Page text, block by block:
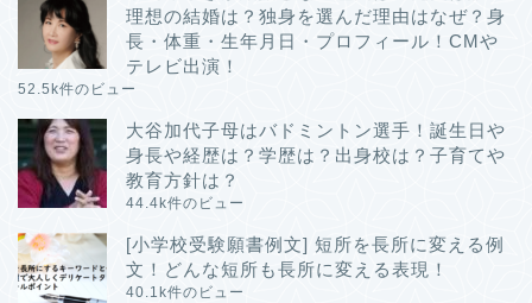
理想の結婚は？独身を選んだ理由はなぜ？身
長・体重・生年月日・プロフィール！CMや
テレビ出演！
52.5k件のビュー
大谷加代子母はバドミントン選手！誕生日や
身長や経歴は？学歴は？出身校は？子育てや
教育方針は？
44.4k件のビュー
[小学校受験願書例文] 短所を長所に変える例
文！どんな短所も長所に変える表現！
40.1k件のビュー